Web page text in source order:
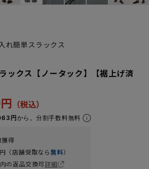
れ簡単スラックス
ックス【ノータック】【裾上げ済
円から。分割手数料無料
得
円（店舗受取なら無料）
の返品交換可詳細